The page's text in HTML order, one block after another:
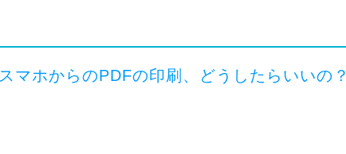
スマホからのPDFの印刷、どうしたらいいの？